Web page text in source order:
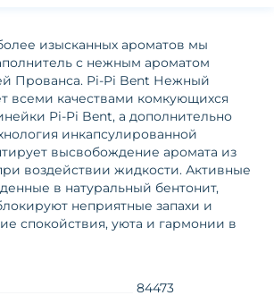
изысканных ароматов мы
с нежным ароматом
Прованса. Pi-Pi Bent Нежный
всеми качествами комкующихся
Pi-Pi Bent, а дополнительно
инкапсулированной
высвобождение аромата из
воздействии жидкости. Активные
в натуральный бентонит,
неприятные запахи и
спокойствия, уюта и гармонии в
84473